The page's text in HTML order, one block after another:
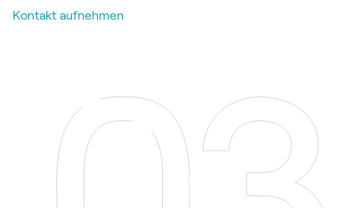
Kontakt aufnehmen